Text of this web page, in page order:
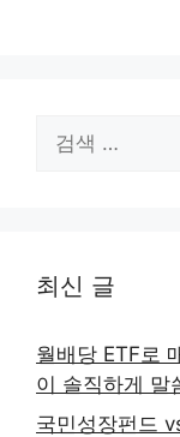
색:
최신 글
월배당 ETF로
이 솔직하게 말
국민성장펀드